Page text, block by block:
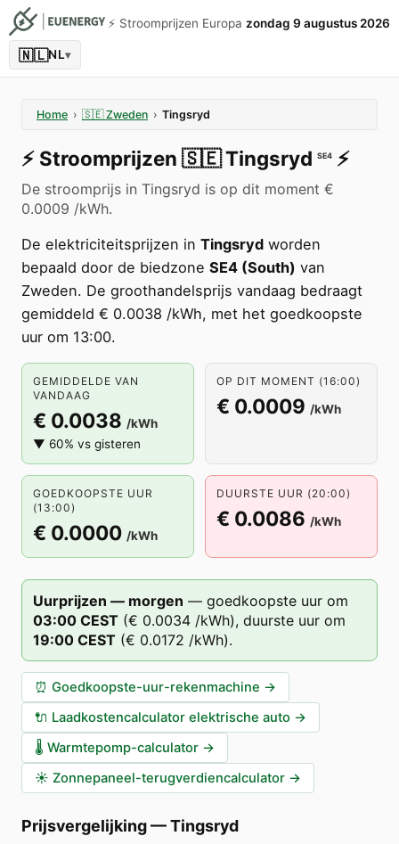
⚡️ Stroomprijzen Europa zondag 9 augustus 2026
🇳🇱NL▾
Home › 🇸🇪 Zweden › Tingsryd
⚡️ Stroomprijzen 🇸🇪Tingsryd SE4 ⚡️
De stroomprijs in Tingsryd is op dit moment €
0.0009 /kWh.
De elektriciteitsprijzen in Tingsryd worden
bepaald door de biedzone SE4 (South) van
Zweden. De groothandelsprijs vandaag bedraagt
gemiddeld € 0.0038 /kWh, met het goedkoopste
uur om 13:00.
GEMIDDELDE VAN
VANDAAG
€ 0.0038 /kWh
▼ 60% vs gisteren
OP DIT MOMENT (16:00)
€ 0.0009 /kWh
GOEDKOOPSTE UUR
(13:00)
€ 0.0000 /kWh
DUURSTE UUR (20:00)
€ 0.0086 /kWh
Uurprijzen — morgen — goedkoopste uur om
03:00 CEST (€ 0.0034 /kWh), duurste uur om
19:00 CEST (€ 0.0172 /kWh).
⏰ Goedkoopste-uur-rekenmachine →
🔌 Laadkostencalculator elektrische auto →
🌡️ Warmtepomp-calculator →
☀️ Zonnepaneel-terugverdiencalculator →
Prijsvergelijking—Tingsryd